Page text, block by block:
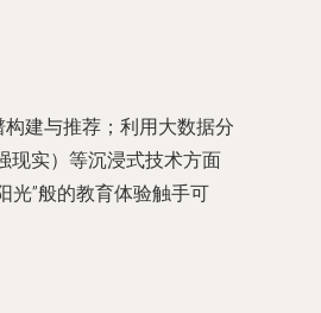
建与推荐；利用大数据分
现实）等沉浸式技术方面
光”般的教育体验触手可